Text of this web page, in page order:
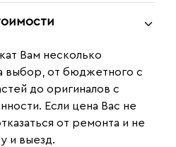
Вам несколько
выбор, от бюджетного с
до оригиналов с
Если цена Вас не
от ремонта и не
и выезд.